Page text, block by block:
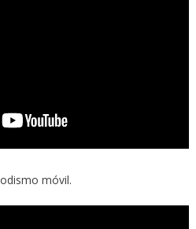
móvil.